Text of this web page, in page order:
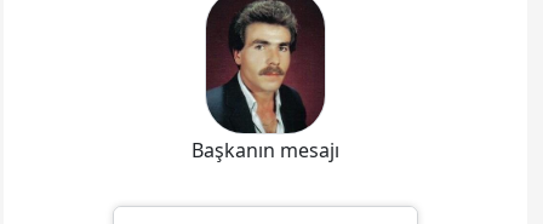
Başkanın mesajı